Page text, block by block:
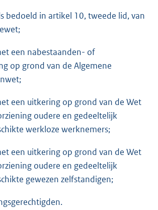
bedoeld in artikel 10, tweede lid, van
een nabestaanden- of
op grond van de Algemene
een uitkering op grond van de Wet
oudere en gedeeltelijk
werkloze werknemers;
een uitkering op grond van de Wet
oudere en gedeeltelijk
gewezen zelfstandigen;